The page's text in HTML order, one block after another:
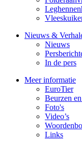
Nieuws &
Nieuws
In de pers
Meer informatie
EuroTier
Beurzen
Foto's
Video’s
Links